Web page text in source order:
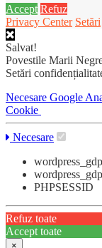
Accept Refuz
Privacy Center Setări
Salvat!
Povestile Marii
Setări
Necesare Google
Cookie
Necesare
PHPSESSID
Refuz toate
Accept toate
×